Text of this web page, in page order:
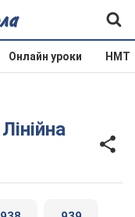
Онлайн уроки НМТ